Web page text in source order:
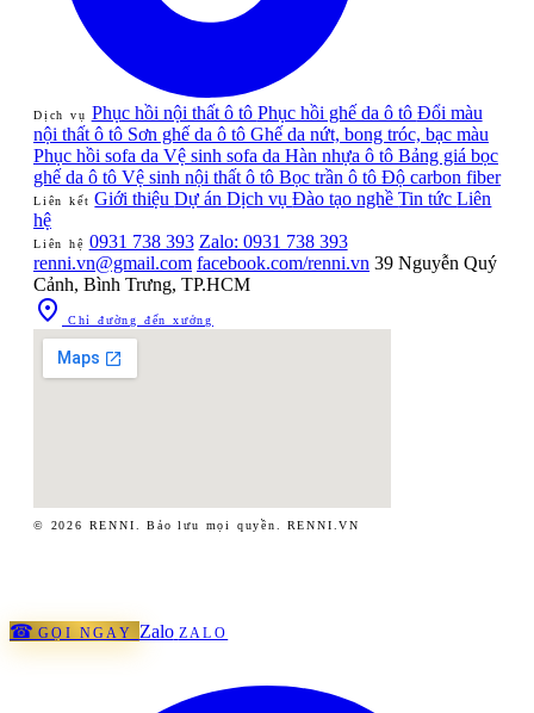
Dịch vụ Phục hồi nội thất ô tô Phục hồi ghế da ô tô Đổi màu
nội thất ô tô Sơn ghế da ô tô Ghế da nứt, bong tróc, bạc màu
Phục hồi sofa da Vệ sinh sofa da Hàn nhựa ô tô Bảng giá bọc
ghế da ô tô Vệ sinh nội thất ô tô Bọc trần ô tô Độ carbon fiber
Liên kết Giới thiệuDự ánDịch vụĐào tạo nghềTin tứcLiên
hệ
Liên hệ 0931 738 393 Zalo: 0931 738 393
renni.vn@gmail.com facebook.com/renni.vn 39 Nguyễn Quý
Cảnh, Bình Trưng, TP.HCM
 Chỉ đường đến xưởng
© 2026 RENNI. Bảo lưu mọi quyền. RENNI.VN
☎ GỌI NGAY Zalo ZALO